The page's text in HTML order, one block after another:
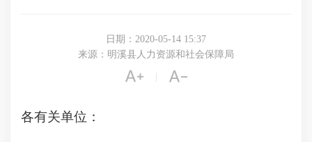
日期：2020-05-14 15:37
来源：明溪县人力资源和社会保障局
 
各有关单位：